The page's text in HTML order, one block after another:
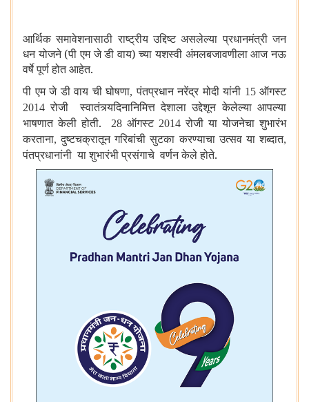
आर्थिक समावेशनासाठी राष्ट्रीय उद्दिष्ट असलेल्या प्रधानमंत्री जन
धन योजने (पी एम जे डी वाय) च्या यशस्वी अंमलबजावणीला आज नऊ
वर्षे पूर्ण होत आहेत.
पी एम जे डी वाय ची घोषणा,पंतप्रधान नरेंद्र मोदी यांनी 15ऑगस्ट
2014 रोजी स्वातंत्र्यदिनानिमित्त देशाला उद्देशून केलेल्या आपल्या
भाषणात केली होती.
28 ऑगस्ट 2014 रोजी या योजनेचा शुभारंभ
करताना,दुष्टचक्रातून गरिबांची सुटका करण्याचा उत्सव या शब्दात,
पंतप्रधानांनी या शुभारंभी प्रसंगाचे वर्णन केले होते.